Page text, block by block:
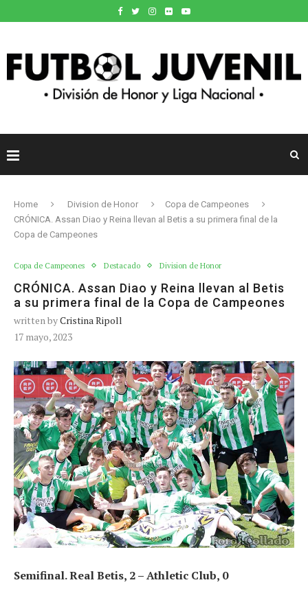
Home Division de Honor
Copa de Campeones
CRÓNICA. Assan Diao y Reina llevan al Betis a su primera final de la
Copa de Campeones
Copa de Campeones Destacado Division de Honor
CRÓNICA. Assan Diao y Reina llevan al Betis
a su primera final de la Copa de Campeones
written byCristina Ripoll
17 mayo, 2023
Semifinal. Real Betis, 2 – Athletic Club, 0